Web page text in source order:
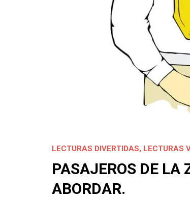
LECTURAS DIVERTIDAS, LECTURAS
PASAJEROS DE LA
ABORDAR.